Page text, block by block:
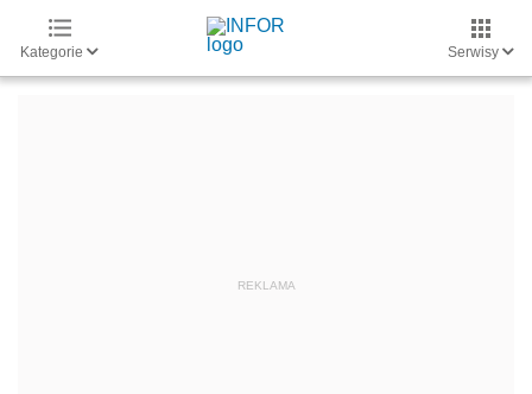
Kategorie Serwisy